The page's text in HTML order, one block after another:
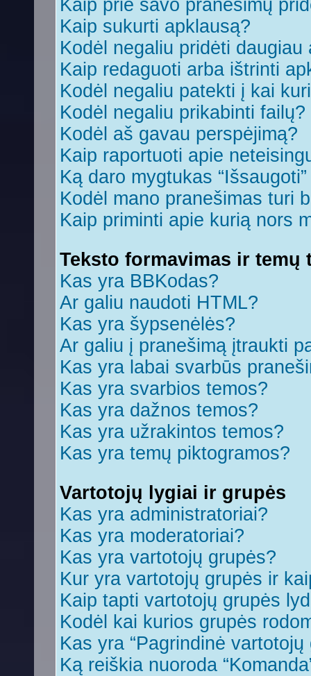
Kaip prie savo pranešimų
Kaip sukurti apklausą?
Kodėl negaliu pridėti
Kaip redaguoti arba ištrinti
Kodėl negaliu patekti į kai
Kodėl negaliu prikabinti failų?
Kodėl aš gavau perspėjimą?
Kaip raportuoti apie
Ką daro mygtukas
Kodėl mano pranešimas turi
Kaip priminti apie kurią nors
Teksto formavimas ir temų
Kas yra BBKodas?
Ar galiu naudoti HTML?
Kas yra šypsenėlės?
Ar galiu į pranešimą įtraukti
Kas yra labai svarbūs
Kas yra svarbios temos?
Kas yra dažnos temos?
Kas yra užrakintos temos?
Kas yra temų piktogramos?
Vartotojų lygiai ir grupės
Kas yra administratoriai?
Kas yra moderatoriai?
Kas yra vartotojų grupės?
Kur yra vartotojų grupės ir
Kaip tapti vartotojų grupės
Kodėl kai kurios grupės
Kas yra “Pagrindinė vartotojų
Ką reiškia nuoroda